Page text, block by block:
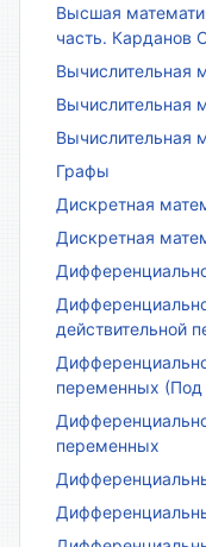
Высшая
часть. Карданов
Вычислительная
Вычислительная
Вычислительная
Графы
Дискретная
Дискретная
действительной
переменных
переменных